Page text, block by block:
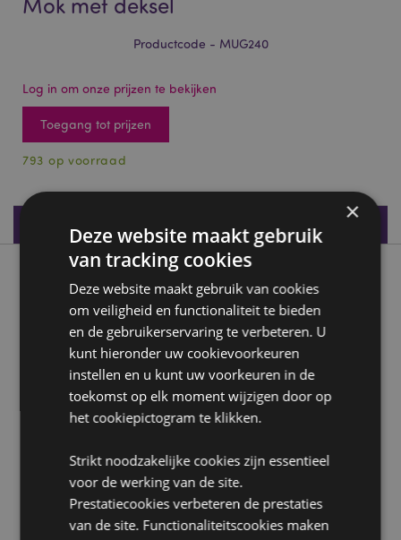
Productcode - MUG240
Log in om onze prijzen te bekijken
Toegang tot prijzen
793 op voorraad
Productspecificaties
Product beschrijving
Emotive Drol Gevormde Keramiek Mok met deksel
Materiaal:Dolomiet Keramiek
Voedselveilig: Ja
Magnetronveilig:Nee
Vaatwasserveilig: Nee
Volume:400ml
Product Bron:
Zoekt u meer informatie over kopen bij Puckator?
×
Deze website maakt gebruik
van tracking cookies
Deze website maakt gebruik van cookies
om veiligheid en functionaliteit te bieden
en de gebruikerservaring te verbeteren. U
kunt hieronder uw cookievoorkeuren
instellen en u kunt uw voorkeuren in de
toekomst op elk moment wijzigen door op
het cookiepictogram te klikken.
Strikt noodzakelijke cookies zijn essentieel
voor de werking van de site.
Prestatiecookies verbeteren de prestaties
van de site. Functionaliteitscookies maken